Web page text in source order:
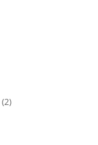
(2)